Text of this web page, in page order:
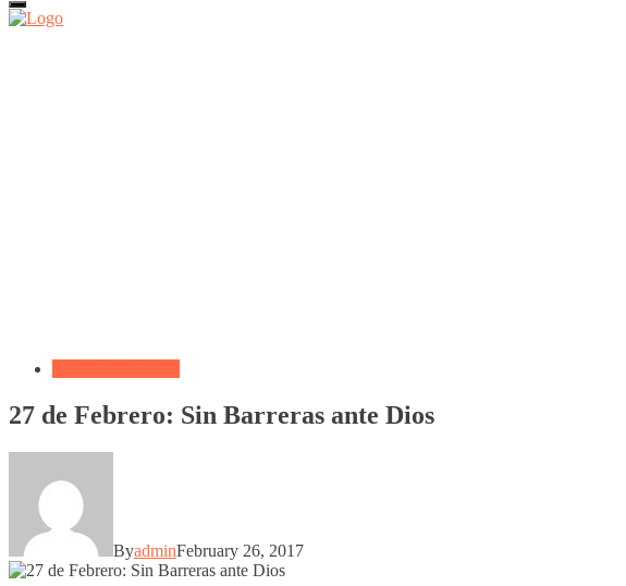
27 de Febrero: Sin Barreras ante Dios
ByadminFebruary 26, 2017